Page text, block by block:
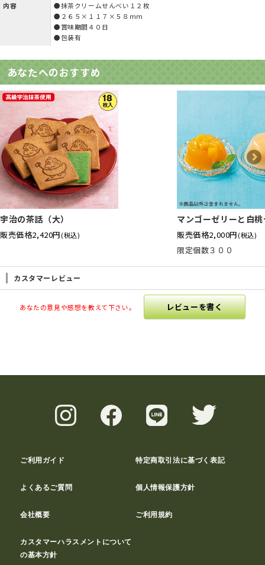
内容
●抹茶クリームせんべい１２枚
●２６５×１１７×５８ｍｍ
●賞味期間４０日
●包装有
あなたへのおすすめ
宇治の茶話（大）
販売価格2,420円(税込)
マンゴーゼリーと白
販売価格2,000円(税込)
限定個数３００
カスタマーレビュー
あなたの意見や感想を教えて下さい。 レビューを書く
ご利用ガイド 特定商取引法に基づく表記
よくあるご質問 個人情報保護方針
会社概要 ご利用規約
カスタマーハラスメントについて
の基本方針